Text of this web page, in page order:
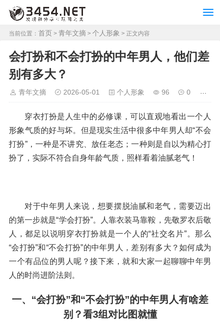
当前位置： 首页 > 青年文摘 > 个人形象 > 正文内容
会打扮和不会打扮的中年男人，他们差
别有多大？
青年文摘 2026-05-01 个人形象 96 0
穿衣打扮是人生中的必修课，可以直观地看出一个人
形象气质的好与坏。但是现实生活中很多中年男人却“不会
打扮”，一种是不讲究、放任老态；一种则是自以为精心打
扮了，实际不符合自身年龄气质，照样看着油腻老气！
对于中年男人来说，想要摆脱油腻和老气，需要迈出
的第一步就是“学会打扮”。人靠衣装马靠鞍，先敬罗衣后敬
人，都足以说明穿衣打扮就是一个人的“社交名片”。那么
“会打扮”和“不会打扮”的中年男人，差别有多大？如何成为
一个有品位的男人呢？接下来，就和大家一起聊聊中年男
人的时尚进阶法则。
一、“会打扮”和“不会打扮”的中年男人有啥差
别？看3组对比图就懂